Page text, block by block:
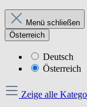
Menü schließen
Österreich
Deutsch
Österreich
Zeige alle